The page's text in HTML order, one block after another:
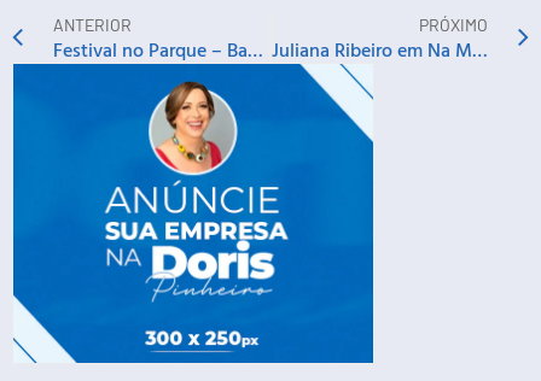
ANTERIOR
Festival no Parque – Batifun, Ruan Santana e Mabelle
PRÓXIMO
Juliana Ribeiro em Na Moral, Moraes!